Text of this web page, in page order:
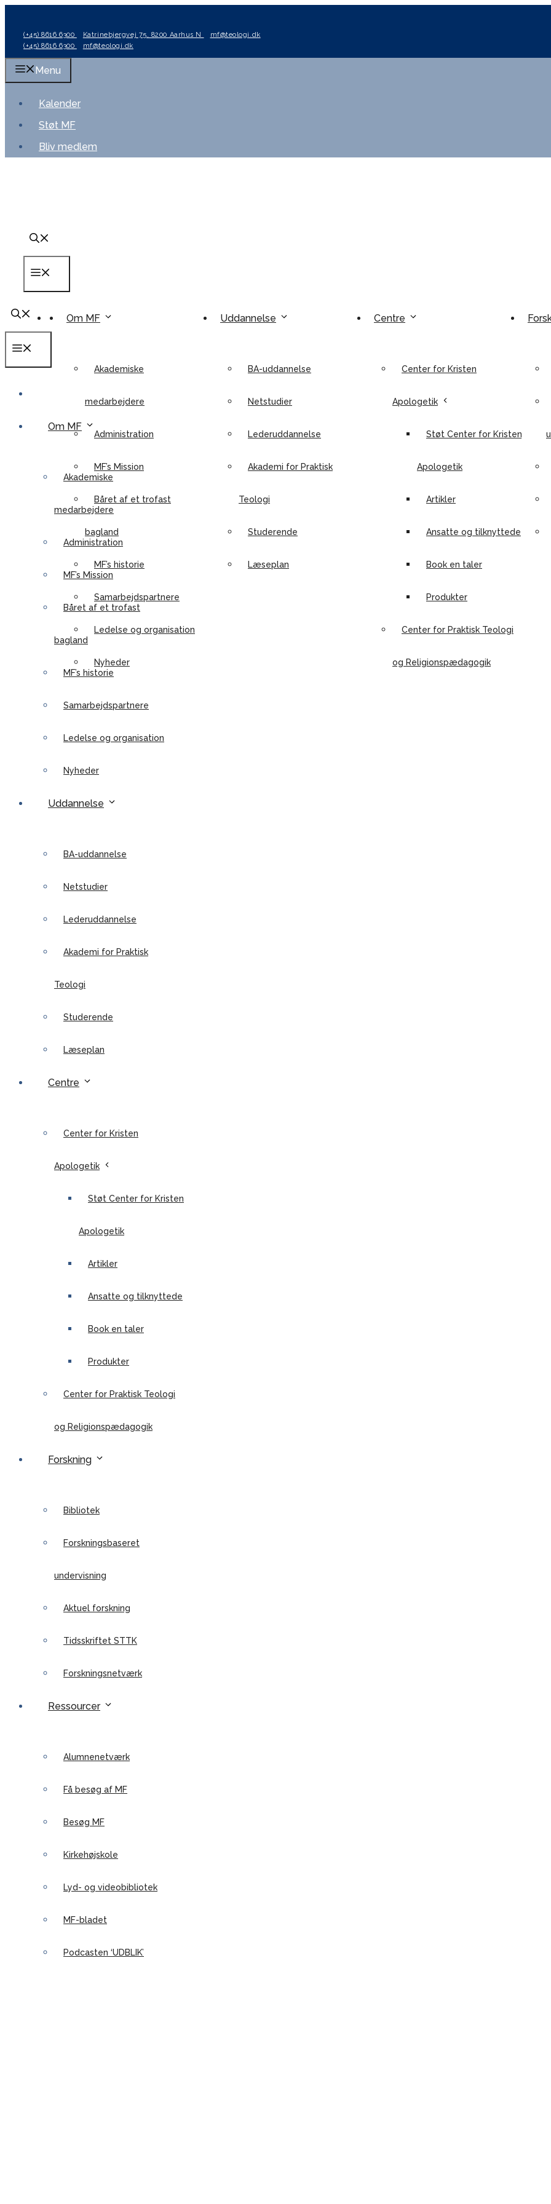
indhold
(+45) 8616 6300 Katrinebjergvej 75, 8200 Aarhus N
mf@teologi.dk
(+45) 8616 6300
mf@teologi.dk
Menu
Kalender
Støt MF
Bliv medlem
Om MF
Akademiske
medarbejdere
Administration
MF’s Mission
Båret af et trofast
bagland
MF’s historie
Samarbejdspartnere
Ledelse og organisation
Nyheder
Uddannelse
BA-uddannelse
Netstudier
Lederuddannelse
Akademi for Praktisk
Teologi
Studerende
Læseplan
Centre
Center for Kristen
Apologetik
Støt Center for Kristen
Apologetik
Artikler
Ansatte og tilknyttede
Book en taler
Produkter
Center for Praktisk Teologi
og Religionspædagogik
Om MF
Akademiske
medarbejdere
Administration
MF’s Mission
Båret af et trofast
bagland
MF’s historie
Samarbejdspartnere
Ledelse og organisation
Nyheder
Uddannelse
BA-uddannelse
Netstudier
Lederuddannelse
Akademi for Praktisk
Teologi
Studerende
Læseplan
Centre
Center for Kristen
Apologetik
Støt Center for Kristen
Apologetik
Artikler
Ansatte og tilknyttede
Book en taler
Produkter
Center for Praktisk Teologi
og Religionspædagogik
Forskning
Bibliotek
Forskningsbaseret
undervisning
Aktuel forskning
Tidsskriftet STTK
Forskningsnetværk
Ressourcer
Alumnenetværk
Få besøg af MF
Besøg MF
Kirkehøjskole
Lyd- og videobibliotek
MF-bladet
Podcasten ‘UDBLIK’